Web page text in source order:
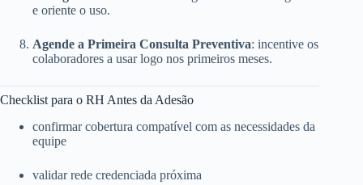
e oriente o uso.
Agende a Primeira Consulta Preventiva: incentive os
colaboradores a usar logo nos primeiros meses.
Checklist para o RH Antes da Adesão
confirmar cobertura compatível com as necessidades da
equipe
validar rede credenciada próxima